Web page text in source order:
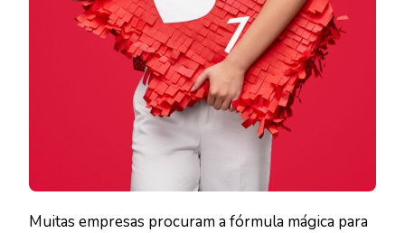
Muitas empresas procuram a fórmula mágica para